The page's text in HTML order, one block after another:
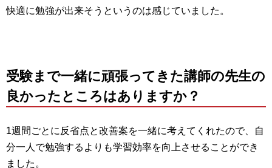
快適に勉強が出来そうというのは感じていました。
受験まで一緒に頑張ってきた講師の先生の
良かったところはありますか？
1週間ごとに反省点と改善案を一緒に考えてくれたので、自
分一人で勉強するよりも学習効率を向上させることができ
ました。